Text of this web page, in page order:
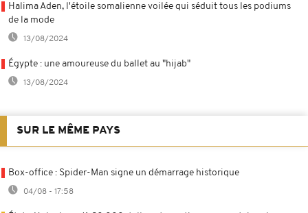
Halima Aden, l'étoile somalienne voilée qui séduit tous les podiums
de la mode
13/08/2024
Égypte : une amoureuse du ballet au "hijab"
13/08/2024
SUR LE MÊME PAYS
Box-office : Spider-Man signe un démarrage historique
04/08 - 17:58